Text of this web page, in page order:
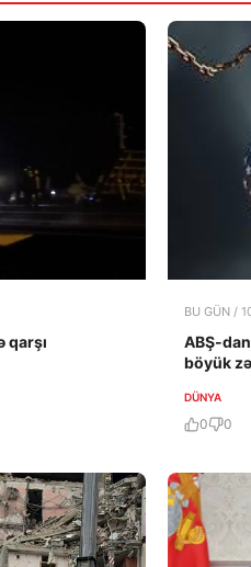
qarşı
BU GÜN /
ABŞ-
böyük
DÜNYA
0 0